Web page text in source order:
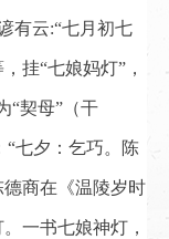
有云:“七月初七
挂“七娘妈灯”，
“契母”（干
“七夕：乞巧。陈
商在《温陵岁时
一书七娘神灯，